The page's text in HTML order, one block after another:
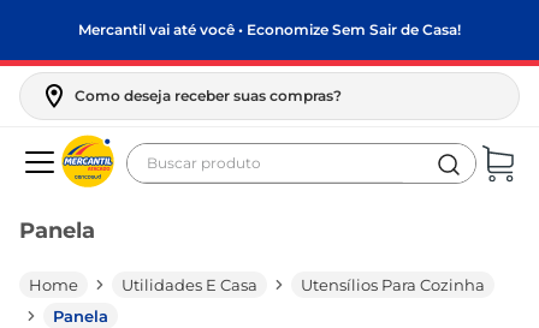
Mercantil vai até você • Economize Sem Sair de Casa!
Como deseja receber suas compras?
Buscar produto
Panela
Utilidades E Casa
Utensílios Para Cozinha
Panela
Termos mais buscados
biscoito
arroz